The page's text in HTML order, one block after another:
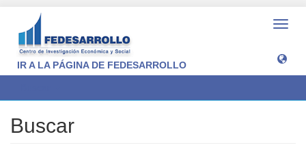
IR A LA PÁGINA DE FEDESARROLLO
Buscar